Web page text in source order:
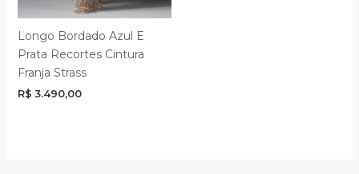
Longo Bordado Azul E
Prata Recortes Cintura
Franja Strass
R$ 3.490,00